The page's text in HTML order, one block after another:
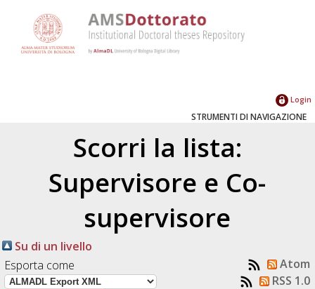
Login
STRUMENTI DI NAVIGAZIONE
Scorri la lista:
Supervisore e Co-
supervisore
Su di un livello
Esporta come
Atom
RSS 1.0